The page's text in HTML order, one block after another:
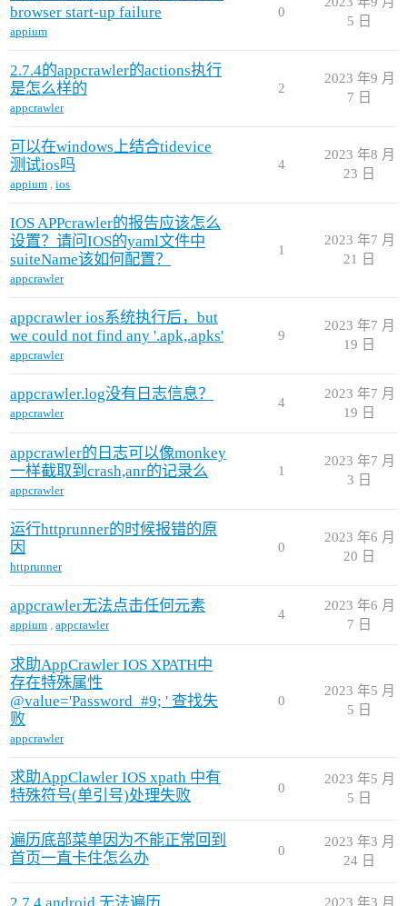
browser start-up failure
appium
0
5 日
2.7.4的appcrawler的actions执行
是怎么样的
appcrawler
2
2023 年9 月
7 日
可以在windows上结合tidevice
测试ios吗
appium ,ios
4
2023 年8 月
23 日
IOS APPcrawler的报告应该怎么
设置？请问IOS的yaml文件中
suiteName该如何配置？
appcrawler
1
2023 年7 月
21 日
appcrawler ios系统执行后，but
we could not find any '.apk,.apks'
appcrawler
9
2023 年7 月
19 日
appcrawler.log没有日志信息？
appcrawler
4
2023 年7 月
19 日
appcrawler的日志可以像monkey
一样截取到crash,anr的记录么
appcrawler
1
2023 年7 月
3 日
运行httprunner的时候报错的原
因
httprunner
0
2023 年6 月
20 日
appcrawler无法点击任何元素
appium ,appcrawler
4
2023 年6 月
7 日
求助AppCrawler IOS XPATH中
存在特殊属性
@value='Password_#9; ' 查找失
败
appcrawler
0
2023 年5 月
5 日
求助AppClawler IOS xpath 中有
特殊符号(单引号)处理失败
0
2023 年5 月
5 日
遍历底部菜单因为不能正常回到
首页一直卡住怎么办
0
2023 年3 月
24 日
2.7.4 android 无法遍历 2023 年3 月